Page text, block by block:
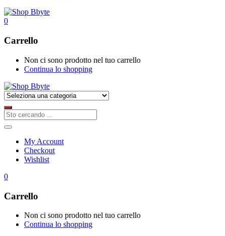
0
Carrello
Non ci sono prodotto nel tuo carrello
Continua lo shopping
My Account
Checkout
Wishlist
0
Carrello
Non ci sono prodotto nel tuo carrello
Continua lo shopping